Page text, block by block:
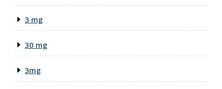
3 mg
30 mg
3mg